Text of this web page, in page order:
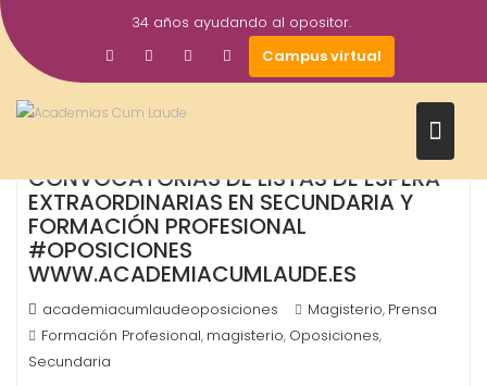
Saltar
al
contenido
34 años ayudando al opositor.
Campus virtual
Ago
2016
CONVOCATORIAS DE LISTAS DE ESPERA
EXTRAORDINARIAS EN SECUNDARIA Y
FORMACIÓN PROFESIONAL
#OPOSICIONES
WWW.ACADEMIACUMLAUDE.ES
academiacumlaudeoposiciones Magisterio, Prensa
Formación Profesional, magisterio, Oposiciones,
Secundaria